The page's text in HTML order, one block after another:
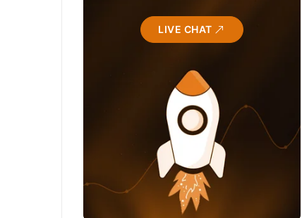
LIVE CHAT